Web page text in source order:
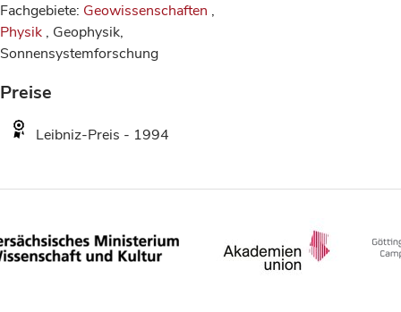
Fachgebiete: Geowissenschaften ,
Physik , Geophysik,
Sonnensystemforschung
Preise
Leibniz-Preis - 1994